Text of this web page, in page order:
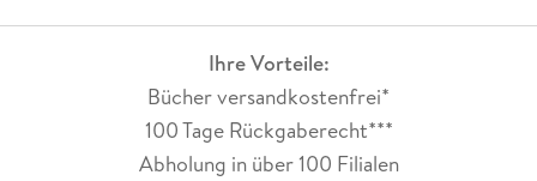
Ihre Vorteile:
Bücher versandkostenfrei*
100 Tage Rückgaberecht***
Abholung in über 100 Filialen